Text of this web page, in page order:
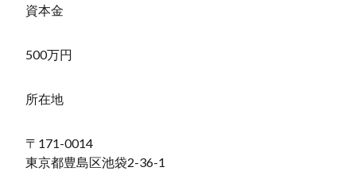
資本金
500万円
所在地
〒171-0014
東京都豊島区池袋2-36-1